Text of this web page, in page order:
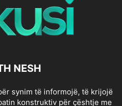
NESH
synim të informojë, të krijojë
konstruktiv për çështje me